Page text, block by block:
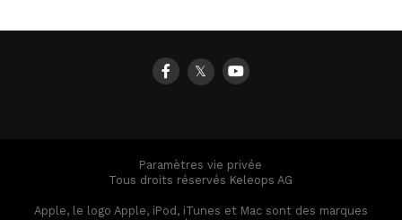
𝕏
Paramètres vie privée
Tous droits réservés Keleops AG
Apple, le logo Apple, iPod, iTunes et Mac sont des marques